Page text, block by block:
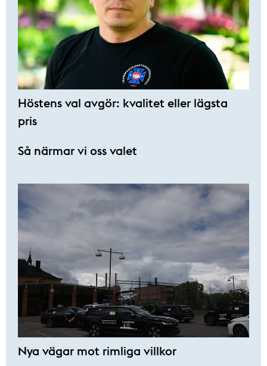
Höstens val avgör: kvalitet eller lägsta
pris
Så närmar vi oss valet
Nya vägar mot rimliga villkor